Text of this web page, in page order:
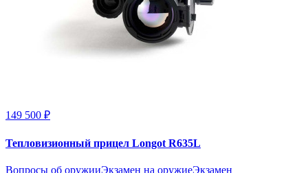
149 500 ₽
Тепловизионный прицел Longot R635L
Вопросы об оружииЭкзамен на оружиеЭкзамен